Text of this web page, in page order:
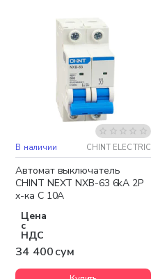
В наличии CHINT ELECTRIC
Автомат выключатель
CHINT NEXT NXB-63 6kA 2P
х-ка C 10A
Цена
с
НДС
34 400 сум